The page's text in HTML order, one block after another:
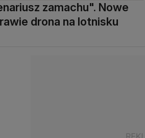
zamachu". Nowe
drona na lotnisku